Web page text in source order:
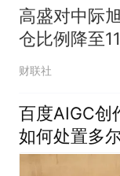
高盛对中际
仓比例降至
财联社
百度AIGC创
如何处置多